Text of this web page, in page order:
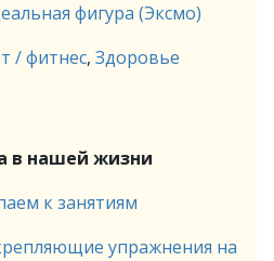
фигура (Эксмо)
/ фитнес, Здоровье
в нашей жизни
к занятиям
упражнения на